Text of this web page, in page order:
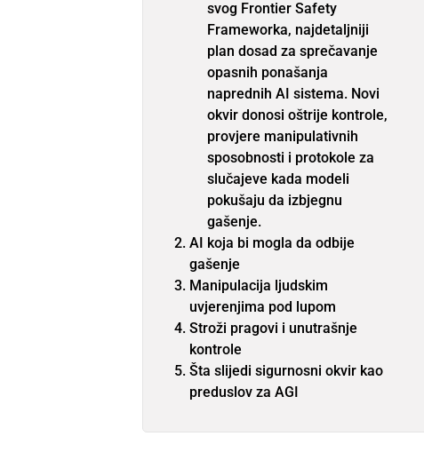
svog Frontier Safety
Frameworka, najdetaljniji
plan dosad za sprečavanje
opasnih ponašanja
naprednih AI sistema. Novi
okvir donosi oštrije kontrole,
provjere manipulativnih
sposobnosti i protokole za
slučajeve kada modeli
pokušaju da izbjegnu
gašenje.
AI koja bi mogla da odbije
gašenje
Manipulacija ljudskim
uvjerenjima pod lupom
Stroži pragovi i unutrašnje
kontrole
Šta slijedi sigurnosni okvir kao
preduslov za AGI